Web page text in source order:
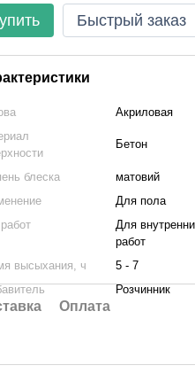
Быстрый заказ
Акриловая
Бетон
блеска
матовий
Для пола
Для
работ
высыхания, ч
5 - 7
Розчинник
Оплата